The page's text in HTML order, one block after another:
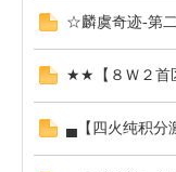
☆麟虞奇迹-第
★★【８Ｗ２首
▄【四火纯积分